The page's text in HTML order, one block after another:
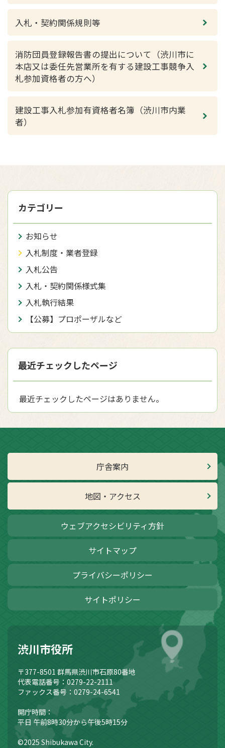
入札・契約関係規則等
消防団員登録報告書の提出について（渋川市に
本店又は委任先営業所を有する建設工事競争入
札参加資格者の方へ）
建設工事入札参加有資格者名簿（渋川市内業
者）
カテゴリー
お知らせ
入札制度・業者登録
入札公告
入札・契約関係様式集
入札執行結果
【公募】プロポーザルなど
最近チェックしたページ
最近チェックしたページはありません。
庁舎案内
地図・アクセス
ウェブアクセシビリティ方針
サイトマップ
プライバシーポリシー
サイトポリシー
渋川市役所
〒377-8501 群馬県渋川市石原80番地
代表電話番号：0279-22-2111
ファックス番号：0279-24-6541
開庁時間：
平日 午前8時30分から午後5時15分
©2025 Shibukawa City.